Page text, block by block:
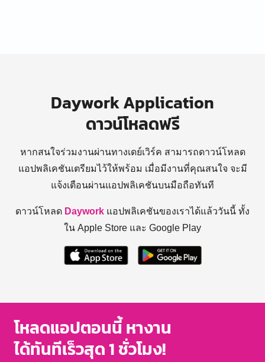
Daywork Application
ดาวน์โหลดฟรี
หากสนใจร่วมงานผ่านทางเดย์เวิร์ค สามารถดาวน์โหลด
แอปพลิเคชันเตรียมไว้ให้พร้อม เมื่อมีงานที่คุณสนใจ จะมี
แจ้งเตือนผ่านแอปพลิเคชันบนมือถือทันที
ดาวน์โหลด Daywork แอปพลิเคชันของเราได้แล้ววันนี้ ทั้ง
ใน Apple Store และ Google Play
โหลดแอปตอนนี้ หางาน
ได้ทันทีเร็วสุด 1 ชั่วโมง!